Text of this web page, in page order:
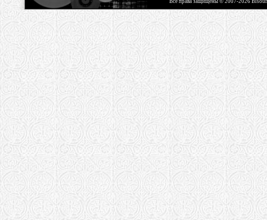
Все права защищены © 2007-2026